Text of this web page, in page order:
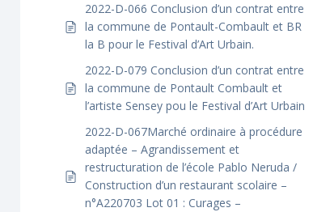
2022-D-066 Conclusion d’un contrat entre
la commune de Pontault-Combault et BR
la B pour le Festival d’Art Urbain.
2022-D-079 Conclusion d’un contrat entre
la commune de Pontault Combault et
l’artiste Sensey pou le Festival d’Art Urbain
2022-D-067Marché ordinaire à procédure
adaptée – Agrandissement et
restructuration de l’école Pablo Neruda /
Construction d’un restaurant scolaire –
n°A220703 Lot 01 : Curages –